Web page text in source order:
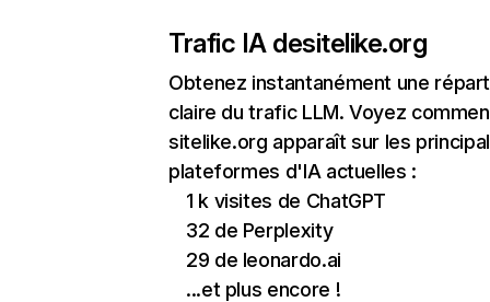
Trafic IA desitelike.org
Obtenez instantanément une
claire du trafic LLM. Voyez
sitelike.org apparaît sur les
plateformes d'IA actuelles :
1 k visites de ChatGPT
32 de Perplexity
29 de leonardo.ai
...et plus encore !